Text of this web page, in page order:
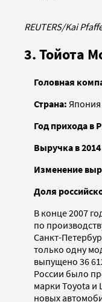
REUTERS/Kai
3. Тойота
Головная
Страна: Япония
Год прихода в
Выручка в 2014
Изменение
Доля
В конце 2007
по
Санкт-
только одну
выпущено 36
России было
марки Toyota и
новых